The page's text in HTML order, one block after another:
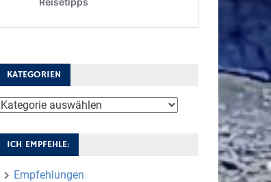
KATEGORIEN
Kategorien
ICH EMPFEHLE:
Empfehlungen